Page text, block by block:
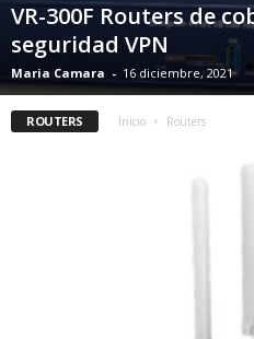
VR-300F Routers de
seguridad VPN
Maria Camara - 16 diciembre, 2021
ROUTERS Inicio Routers